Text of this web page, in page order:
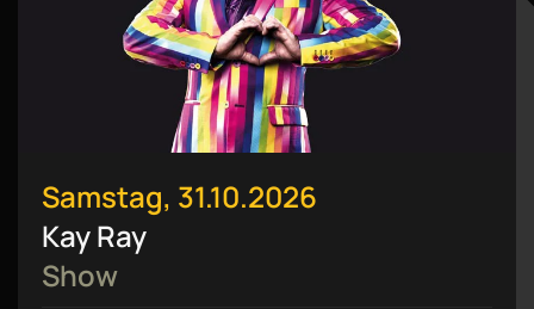
Samstag, 31.10.2026
Kay Ray
Show